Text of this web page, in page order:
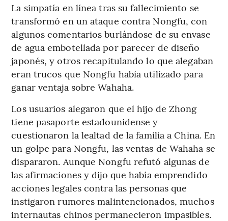
La simpatía en línea tras su fallecimiento se
transformó en un ataque contra Nongfu, con
algunos comentarios burlándose de su envase
de agua embotellada por parecer de diseño
japonés, y otros recapitulando lo que alegaban
eran trucos que Nongfu había utilizado para
ganar ventaja sobre Wahaha.
Los usuarios alegaron que el hijo de Zhong
tiene pasaporte estadounidense y
cuestionaron la lealtad de la familia a China. En
un golpe para Nongfu, las ventas de Wahaha se
dispararon. Aunque Nongfu refutó algunas de
las afirmaciones y dijo que había emprendido
acciones legales contra las personas que
instigaron rumores malintencionados, muchos
internautas chinos permanecieron impasibles.